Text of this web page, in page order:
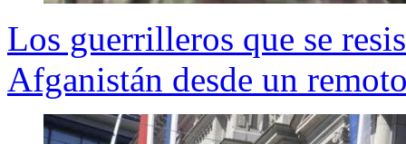
Los guerrilleros que se
Afganistán desde un